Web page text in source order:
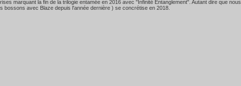
marquant la fin de la trilogie entamée en 2016 avec "Infinité Entanglement". Autant dire que nous
bossons avec Blaze depuis l'année dernière ) se concrétise en 2018.